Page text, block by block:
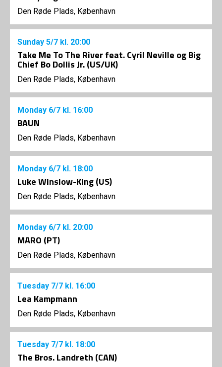
Den Røde Plads, København
Sunday 5/7 kl. 20:00
Take Me To The River feat. Cyril Neville og Big
Chief Bo Dollis Jr. (US/UK)
Den Røde Plads, København
Monday 6/7 kl. 16:00
BAUN
Den Røde Plads, København
Monday 6/7 kl. 18:00
Luke Winslow-King (US)
Den Røde Plads, København
Monday 6/7 kl. 20:00
MARO (PT)
Den Røde Plads, København
Tuesday 7/7 kl. 16:00
Lea Kampmann
Den Røde Plads, København
Tuesday 7/7 kl. 18:00
The Bros. Landreth (CAN)